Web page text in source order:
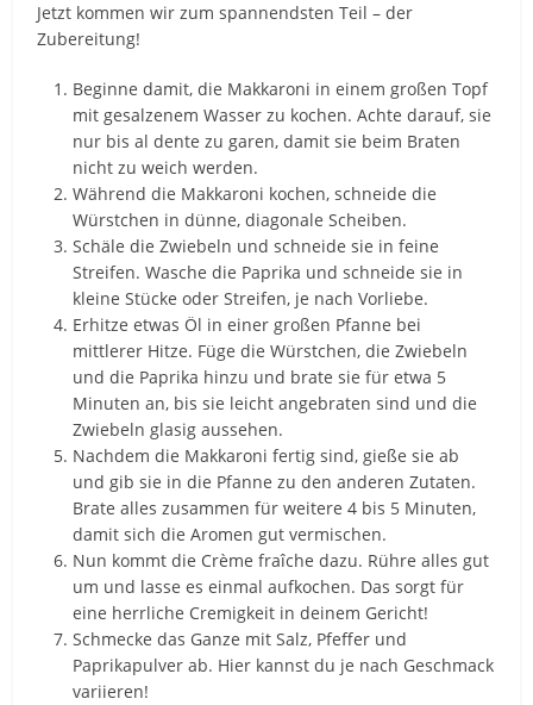
Jetzt kommen wir zum spannendsten Teil – der
Zubereitung!
Beginne damit, die Makkaroni in einem großen Topf
mit gesalzenem Wasser zu kochen. Achte darauf, sie
nur bis al dente zu garen, damit sie beim Braten
nicht zu weich werden.
Während die Makkaroni kochen, schneide die
Würstchen in dünne, diagonale Scheiben.
Schäle die Zwiebeln und schneide sie in feine
Streifen. Wasche die Paprika und schneide sie in
kleine Stücke oder Streifen, je nach Vorliebe.
Erhitze etwas Öl in einer großen Pfanne bei
mittlerer Hitze. Füge die Würstchen, die Zwiebeln
und die Paprika hinzu und brate sie für etwa 5
Minuten an, bis sie leicht angebraten sind und die
Zwiebeln glasig aussehen.
Nachdem die Makkaroni fertig sind, gieße sie ab
und gib sie in die Pfanne zu den anderen Zutaten.
Brate alles zusammen für weitere 4 bis 5 Minuten,
damit sich die Aromen gut vermischen.
Nun kommt die Crème fraîche dazu. Rühre alles gut
um und lasse es einmal aufkochen. Das sorgt für
eine herrliche Cremigkeit in deinem Gericht!
Schmecke das Ganze mit Salz, Pfeffer und
Paprikapulver ab. Hier kannst du je nach Geschmack
variieren!